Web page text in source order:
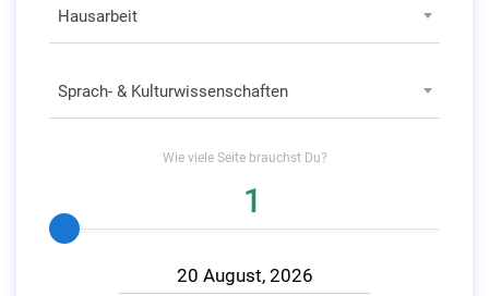
Hausarbeit
Sprach- & Kulturwissenschaften
Wie viele Seitebrauchst Du?